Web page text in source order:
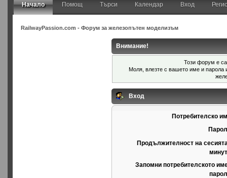
Начало Помощ Търси Календар Вход
RailwayPassion.com - Форум за железопътен моделизъм
Внимание!
Този форум е
Моля, влезте с вашето име и парола
Вход
Потребителско
Продължителност на
Запомни потребителското